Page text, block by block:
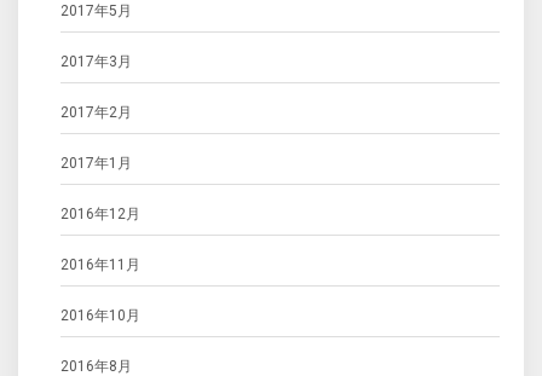
2017年5月
2017年3月
2017年2月
2017年1月
2016年12月
2016年11月
2016年10月
2016年8月